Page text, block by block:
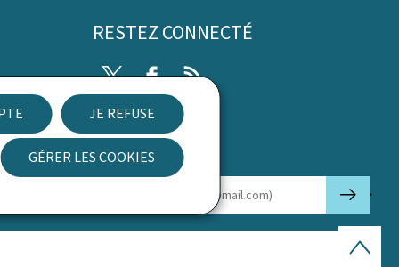
JE REFUSE
GÉRER LES COOKIES
RESTEZ CONNECTÉ
TwitterFacebook
RSS
Newsletter
🡒
Haut
de